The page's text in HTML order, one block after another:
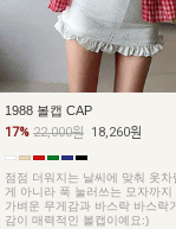
1988 볼캡 CAP
17% 22,000원 18,260원
점점 더워지는 날씨에 맞춰 옷차
게 아니라 푹 눌러쓰는 모자까지
가벼운 무게감과 바스락 바스락
감이 매력적인 볼캡이예요:)